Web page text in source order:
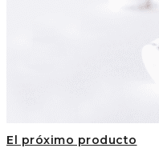
El próximo producto